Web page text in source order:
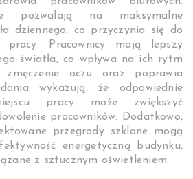
pozwalają na maksymalne
dziennego, co przyczynia się do
Pracownicy mają lepszy
światła, co wpływa na ich rytm
zmęczenie oczu oraz poprawia
wykazują, że odpowiednie
pracy może zwiększyć
pracowników. Dodatkowo,
przegrody szklane mogą
energetyczną budynku,
z sztucznym oświetleniem.